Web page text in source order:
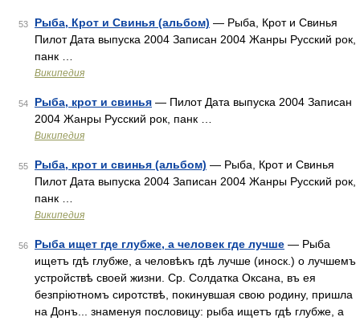
53 Рыба, Крот и Свинья (альбом) — Рыба, Крот и Свинья
Пилот Дата выпуска 2004 Записан 2004 Жанры Русский рок,
панк …
Википедия
54 Рыба, крот и свинья — Пилот Дата выпуска 2004 Записан
2004 Жанры Русский рок, панк …
Википедия
55 Рыба, крот и свинья (альбом) — Рыба, Крот и Свинья
Пилот Дата выпуска 2004 Записан 2004 Жанры Русский рок,
панк …
Википедия
56 Рыба ищет где глубже, а человек где лучше — Рыба
ищетъ гдѣ глубже, а человѣкъ гдѣ лучше (иноск.) о лучшемъ
устройствѣ своей жизни. Ср. Солдатка Оксана, въ ея
безпріютномъ сиротствѣ, покинувшая свою родину, пришла
на Донъ... знаменуя пословицу: рыба ищетъ гдѣ глубже, а